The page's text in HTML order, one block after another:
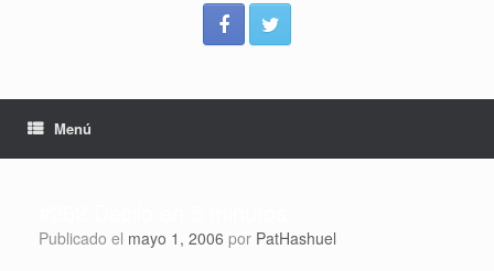
Menú
Publicado el mayo 1, 2006 por PatHashuel